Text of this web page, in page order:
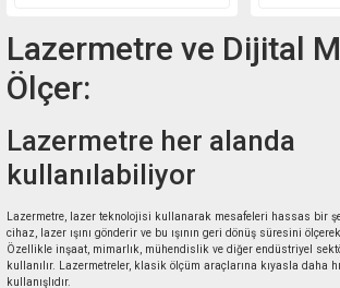
Lazermetre ve Dijital
Ölçer:
Lazermetre her alanda
kullanılabiliyor
Lazermetre, lazer teknolojisi kullanarak mesafeleri hassas bir
cihaz, lazer ışını gönderir ve bu ışının geri dönüş süresini
Özellikle inşaat, mimarlık, mühendislik ve diğer endüstriyel
kullanılır. Lazermetreler, klasik ölçüm araçlarına kıyasla daha
kullanışlıdır.